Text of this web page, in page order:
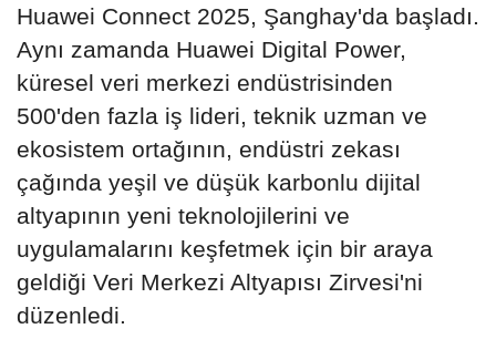
Huawei Connect 2025, Şanghay'da başladı.
Aynı zamanda Huawei Digital Power,
küresel veri merkezi endüstrisinden
500'den fazla iş lideri, teknik uzman ve
ekosistem ortağının, endüstri zekası
çağında yeşil ve düşük karbonlu dijital
altyapının yeni teknolojilerini ve
uygulamalarını keşfetmek için bir araya
geldiği Veri Merkezi Altyapısı Zirvesi'ni
düzenledi.